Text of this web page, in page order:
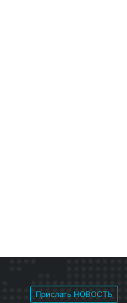
Прислать НОВОСТЬ